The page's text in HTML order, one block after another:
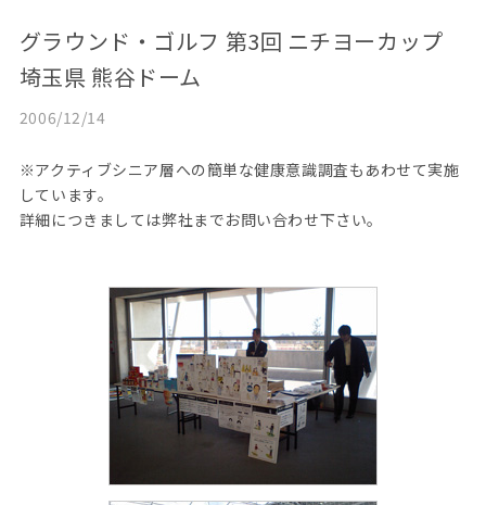
グラウンド・ゴルフ 第3回 ニチヨーカップ
埼玉県 熊谷ドーム
2006/12/14
※アクティブシニア層への簡単な健康意識調査もあわせて実施
しています。
詳細につきましては弊社までお問い合わせ下さい。